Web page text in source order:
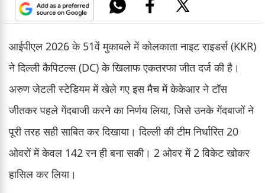
आईपीएल 2026 के 51वें मुकाबले में कोलकाता नाइट राइडर्स (KKR)
ने दिल्ली कैपिटल्स (DC) के खिलाफ एकतरफा जीत दर्ज की है।
अरुण जेटली स्टेडियम में खेले गए इस मैच में केकेआर ने टॉस
जीतकर पहले गेंदबाजी करने का निर्णय लिया, जिसे उनके गेंदबाजों ने
पूरी तरह सही साबित कर दिखाया। दिल्ली की टीम निर्धारित 20
ओवरों में केवल 142 रन ही बना सकी। 2 ओवर में 2 विकेट खोकर
हासिल कर लिया।